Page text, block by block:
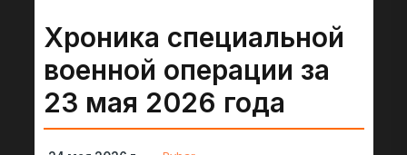
Хроника специальной
военной операции за
23 мая 2026 года